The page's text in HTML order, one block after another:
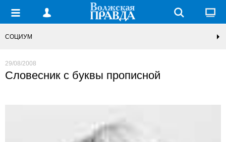
СОЦИУМ
29/08/2008
Словесник с буквы прописной